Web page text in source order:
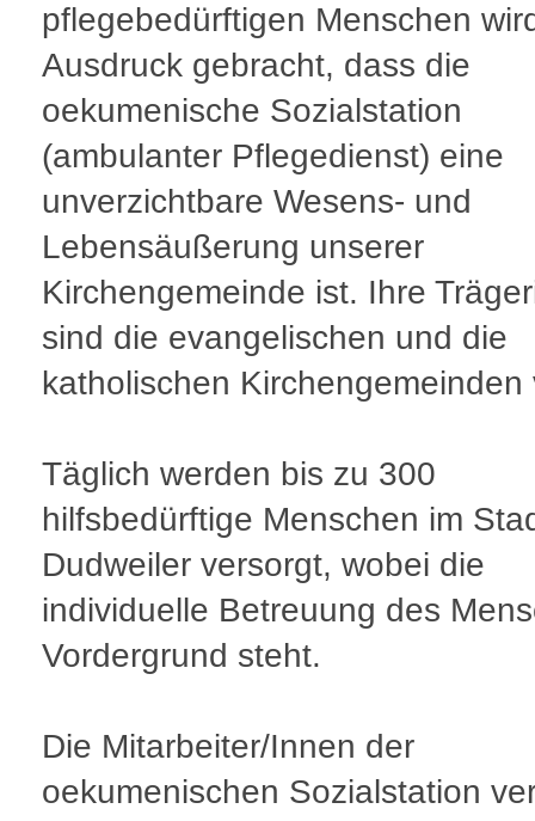
pflegebedürftigen Menschen
Ausdruck gebracht, dass die
oekumenische Sozialstation
(ambulanter Pflegedienst) eine
unverzichtbare Wesens- und
Lebensäußerung unserer
Kirchengemeinde ist. Ihre
sind die evangelischen und die
katholischen Kirchengemeinden
Täglich werden bis zu 300
hilfsbedürftige Menschen im
Dudweiler versorgt, wobei die
individuelle Betreuung des
Vordergrund steht.
Die Mitarbeiter/Innen der
oekumenischen Sozialstation